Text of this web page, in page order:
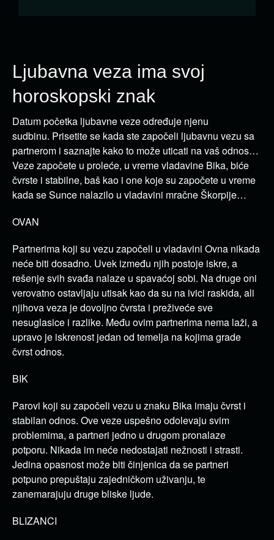
Ljubavna veza ima svoj
horoskopski znak
Datum početka ljubavne veze određuje njenu
sudbinu. Prisetite se kada ste započeli ljubavnu vezu sa
partnerom i saznajte kako to može uticati na vaš odnos…
Veze započete u proleće, u vreme vladavine Bika, biće
čvrste i stabilne, baš kao i one koje su započete u vreme
kada se Sunce nalazilo u vladavini mračne Škorpije…
OVAN
Partnerima koji su vezu započeli u vladavini Ovna nikada
neće biti dosadno. Uvek između njih postoje iskre, a
rešenje svih svađa nalaze u spavaćoj sobi. Na druge oni
verovatno ostavljaju utisak kao da su na ivici raskida, ali
njihova veza je dovoljno čvrsta i preživeće sve
nesuglasice i razlike. Među ovim partnerima nema laži, a
upravo je iskrenost jedan od temelja na kojima grade
čvrst odnos.
BIK
Parovi koji su započeli vezu u znaku Bika imaju čvrst i
stabilan odnos. Ove veze uspešno odolevaju svim
problemima, a partneri jedno u drugom pronalaze
potporu. Nikada im neće nedostajati nežnosti i strasti.
Jedina opasnost može biti činjenica da se partneri
potpuno prepuštaju zajedničkom uživanju, te
zanemarajuju druge bliske ljude.
BLIZANCI